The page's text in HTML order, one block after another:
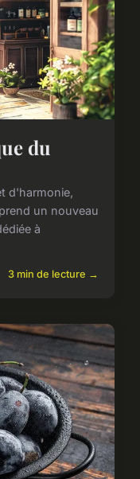
du
d'harmonie,
un nouveau
à
3 min de lecture →